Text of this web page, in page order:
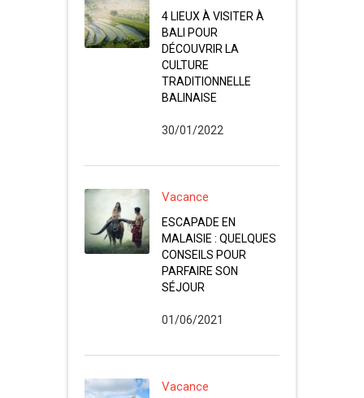
4 LIEUX À VISITER À
BALI POUR
DÉCOUVRIR LA
CULTURE
TRADITIONNELLE
BALINAISE
30/01/2022
Vacance
ESCAPADE EN
MALAISIE : QUELQUES
CONSEILS POUR
PARFAIRE SON
SÉJOUR
01/06/2021
Vacance